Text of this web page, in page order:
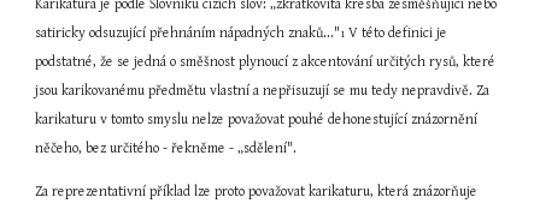
Karikatura je podle Slovníku cizích slov: „zkratkovitá kresba zesměšňující nebo
satiricky odsuzující přehnáním nápadných znaků..."1 V této definici je
podstatné, že se jedná o směšnost plynoucí z akcentování určitých rysů, které
jsou karikovanému předmětu vlastní a nepřisuzují se mu tedy nepravdivě. Za
karikaturu v tomto smyslu nelze považovat pouhé dehonestující znázornění
něčeho, bez určitého - řekněme - „sdělení".
Za reprezentativní příklad lze proto považovat karikaturu, která znázorňuje